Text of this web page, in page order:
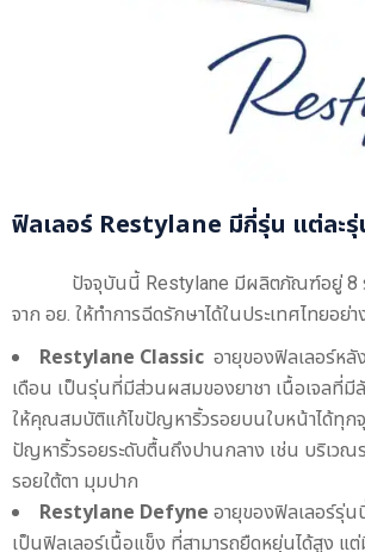
ฟิลเลอร์ Restylane มีกี่รุ่น แต่ละรุ่
ปัจจุบันนี้ Restylane มีผลิตภัณฑ์อยู่ 8
จาก อย. ให้ทำการฉีดรักษาได้ในประเทศไทยอย่
Restylane Classic อายุของฟิลเลอร์ห
เดือน เป็นรุ่นที่มีส่วนผสมของยาชา เนื้อเจลที่
ให้คุณสมบัติแก้ไขปัญหาริ้วรอยบนใบหน้าได้ทุก
ปัญหาริ้วรอยระดับตื้นถึงปานกลาง เช่น บริเวณ
รอยใต้ตา มุมปาก
Restylane Defyne อายุของฟิลเลอร์รุ่
เป็นฟิลเลอร์เนื้อแข็ง ที่สามารถยืดหยุ่นได้สูง แ